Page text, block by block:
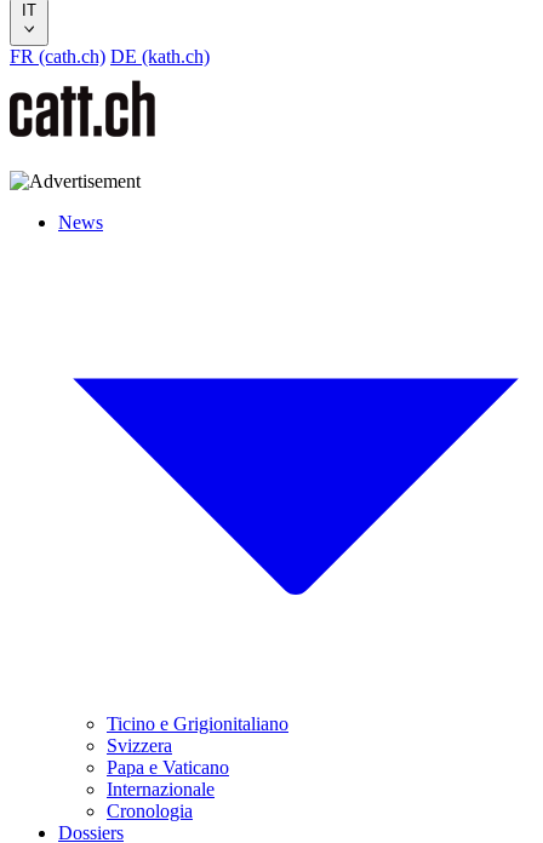
IT
FR (cath.ch) DE (kath.ch)
News
Ticino e Grigionitaliano
Svizzera
Papa e Vaticano
Internazionale
Cronologia
Dossiers